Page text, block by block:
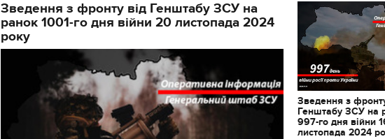
Зведення з фронту від Генштабу ЗСУ на
ранок 1001-го дня війни 20 листопада 2024
року
Зведення з
Генштабу ЗСУ на
997-го дня війни
листопада 2024